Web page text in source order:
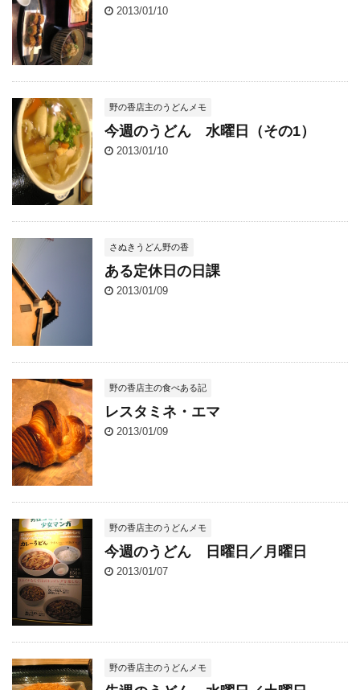
2013/01/10
野の香店主のうどんメモ
今週のうどん 水曜日（その1）
2013/01/10
さぬきうどん野の香
ある定休日の日課
2013/01/09
野の香店主の食べある記
レスタミネ・エマ
2013/01/09
野の香店主のうどんメモ
今週のうどん 日曜日／月曜日
2013/01/07
野の香店主のうどんメモ